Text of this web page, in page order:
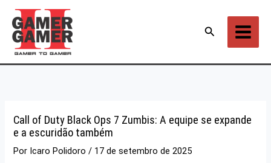
para
conteúdo
Pesquisar
Call of Duty Black Ops 7 Zumbis: A equipe se expande
e a escuridão também
Por Icaro Polidoro/ 17 de setembro de 2025